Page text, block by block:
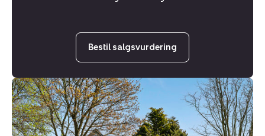
Bestil salgsvurdering
Landejendom:
Donsvej
69,
Vester